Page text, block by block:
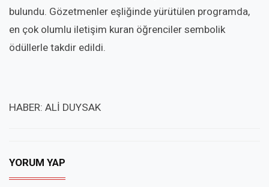
bulundu. Gözetmenler eşliğinde yürütülen programda,
en çok olumlu iletişim kuran öğrenciler sembolik
ödüllerle takdir edildi.
HABER: ALİ DUYSAK
YORUM YAP